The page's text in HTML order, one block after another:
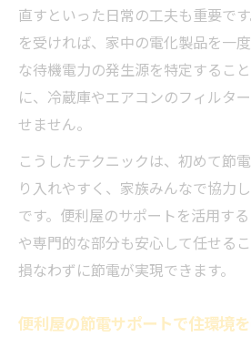
直すといった日常の工夫も重要で
を受ければ、家中の電化製品を一
な待機電力の発生源を特定するこ
に、冷蔵庫やエアコンのフィルタ
せません。
こうしたテクニックは、初めて節
り入れやすく、家族みんなで協力
です。便利屋のサポートを活用す
や専門的な部分も安心して任せる
損なわずに節電が実現できます。
便利屋の節電サポートで住環境